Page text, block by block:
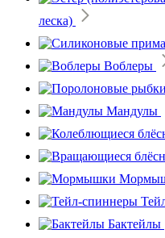
леска)
Воблеры
Мандулы
Бактейлы